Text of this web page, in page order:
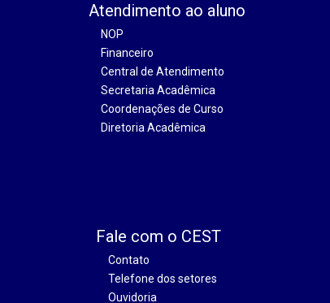
Atendimento ao aluno
NOP
Financeiro
Central de Atendimento
Secretaria Acadêmica
Coordenações de Curso
Diretoria Acadêmica
Fale com o CEST
Contato
Telefone dos setores
Ouvidoria